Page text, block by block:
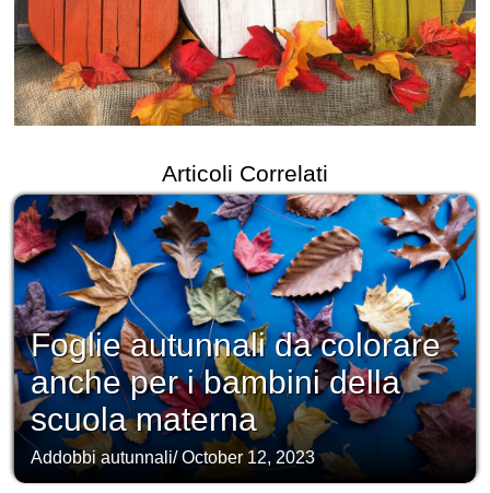
Articoli Correlati
Foglie autunnali da colorare
anche per i bambini della
scuola materna
Addobbi autunnali/October 12, 2023